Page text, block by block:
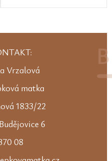
Vrzalová
matka
1833/22
6
08